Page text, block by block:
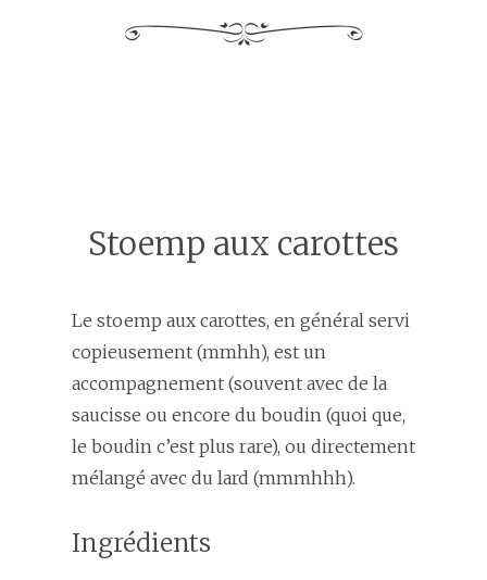
Stoemp aux carottes
Le stoemp aux carottes, en général servi
copieusement (mmhh), est un
accompagnement (souvent avec de la
saucisse ou encore du boudin (quoi que,
le boudin c’est plus rare), ou directement
mélangé avec du lard (mmmhhh).
Ingrédients